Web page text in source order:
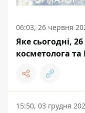
06:03, 26 червня
Яке сьогодні,
косметолога та
15:50, 03 грудня